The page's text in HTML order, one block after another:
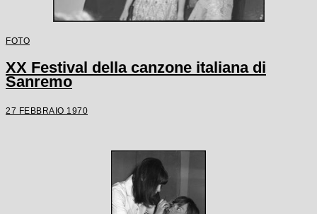
FOTO
XX Festival della canzone italiana di
Sanremo
27 FEBBRAIO 1970